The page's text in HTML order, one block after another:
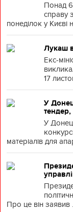
Понад
справу
понеділок у Києві
Лукаш
Екс-
17
У
У
матеріалів для
Про це він заявив